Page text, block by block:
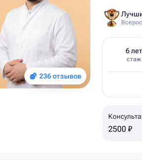
236 отзывов
6 лет
стаж
2500 ₽